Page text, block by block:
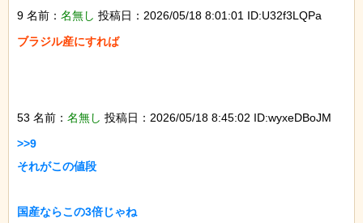
9 名前： 名無し 投稿日：2026/05/18 8:01:01 ID:U32f3LQPa
ブラジル産にすれば
53 名前： 名無し 投稿日：2026/05/18 8:45:02 ID:wyxeDBoJM
>>9
それがこの値段
国産ならこの3倍じゃね